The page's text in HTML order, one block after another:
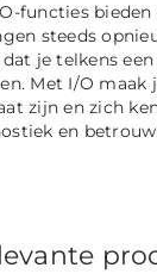
functies
steeds
je telkens
Met I/O
zijn en zich
en